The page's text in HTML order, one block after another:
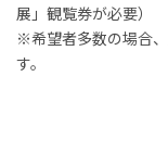
展」観覧券が必要）
※希望者多数の場合
す。